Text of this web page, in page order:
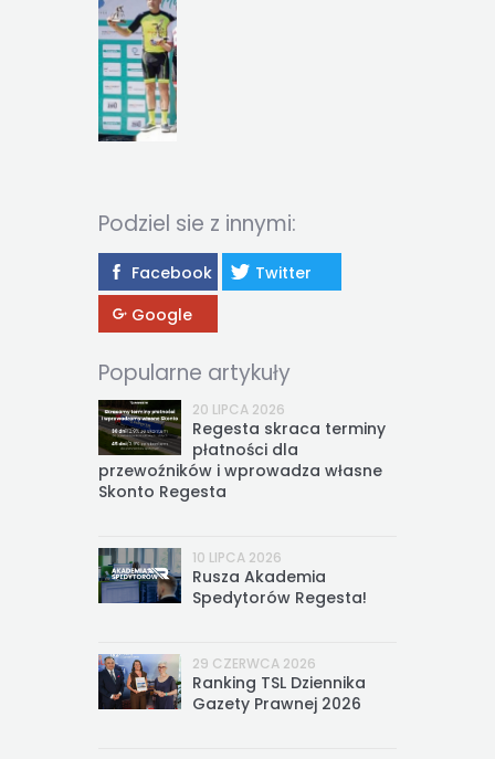
Podziel sie z innymi:
Facebook
Twitter
Google
Popularne artykuły
20 LIPCA 2026
Regesta skraca terminy
płatności dla
przewoźników i wprowadza własne
Skonto Regesta
10 LIPCA 2026
Rusza Akademia
Spedytorów Regesta!
29 CZERWCA 2026
Ranking TSL Dziennika
Gazety Prawnej 2026